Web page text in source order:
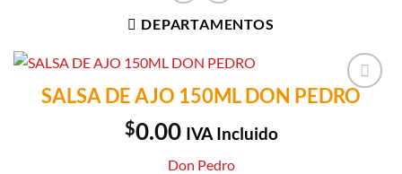
DEPARTAMENTOS
Añadir a
SALSA DE AJO 150ML DON PEDRO
$0.00 IVA Incluido
Don Pedro